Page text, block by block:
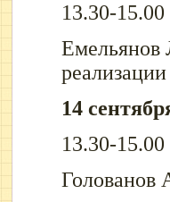
13.30-15.00
Емельянов
реализации
14
13.30-15.00
Голованов